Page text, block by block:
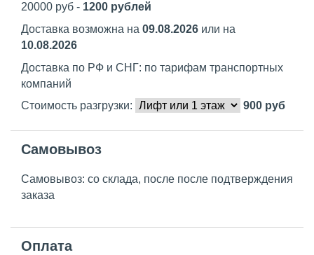
20000 руб - 1200 рублей
Доставка возможна на 09.08.2026 или на
10.08.2026
Доставка по РФ и СНГ: по тарифам транспортных
компаний
Стоимость разгрузки:
900 руб
Самовывоз
Самовывоз: со склада, после после подтверждения
заказа
Оплата